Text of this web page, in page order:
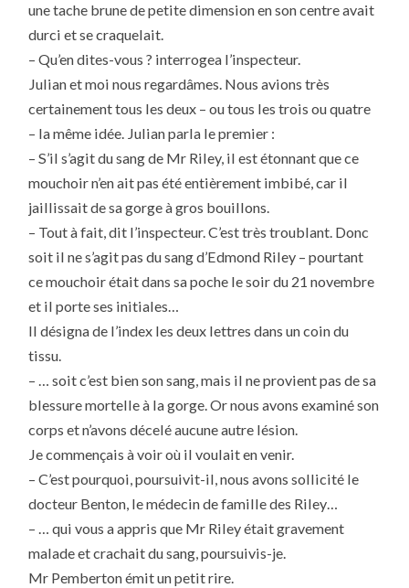
une tache brune de petite dimension en son centre avait
durci et se craquelait.
– Qu’en dites-vous ? interrogea l’inspecteur.
Julian et moi nous regardâmes. Nous avions très
certainement tous les deux – ou tous les trois ou quatre
– la même idée. Julian parla le premier :
– S’il s’agit du sang de Mr Riley, il est étonnant que ce
mouchoir n’en ait pas été entièrement imbibé, car il
jaillissait de sa gorge à gros bouillons.
– Tout à fait, dit l’inspecteur. C’est très troublant. Donc
soit il ne s’agit pas du sang d’Edmond Riley – pourtant
ce mouchoir était dans sa poche le soir du 21 novembre
et il porte ses initiales…
Il désigna de l’index les deux lettres dans un coin du
tissu.
– … soit c’est bien son sang, mais il ne provient pas de sa
blessure mortelle à la gorge. Or nous avons examiné son
corps et n’avons décelé aucune autre lésion.
Je commençais à voir où il voulait en venir.
– C’est pourquoi, poursuivit-il, nous avons sollicité le
docteur Benton, le médecin de famille des Riley…
– … qui vous a appris que Mr Riley était gravement
malade et crachait du sang, poursuivis-je.
Mr Pemberton émit un petit rire.